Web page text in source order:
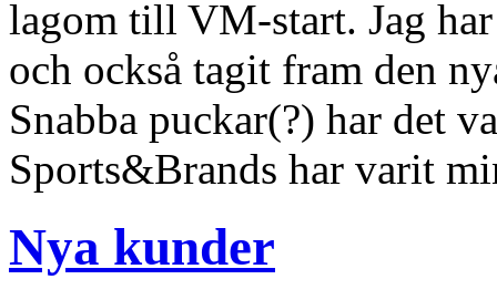
lagom till VM-start. Jag
och också tagit fram den
Snabba puckar(?) har det
Sports&Brands har varit
Nya kunder